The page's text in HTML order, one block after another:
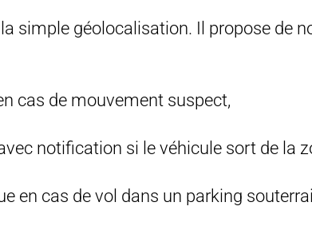
simple géolocalisation. Il propose de
cas de mouvement suspect,
notification si le véhicule sort de la
en cas de vol dans un parking